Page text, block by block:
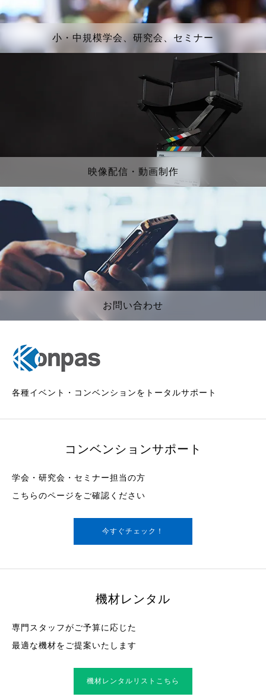
小・中規模学会、研究会、セミナー
映像配信・動画制作
お問い合わせ
各種イベント・コンベンションをトータルサポート
コンベンションサポート
学会・研究会・セミナー担当の方
こちらのページをご確認ください
今すぐチェック！
機材レンタル
専門スタッフがご予算に応じた
最適な機材をご提案いたします
機材レンタルリストこちら